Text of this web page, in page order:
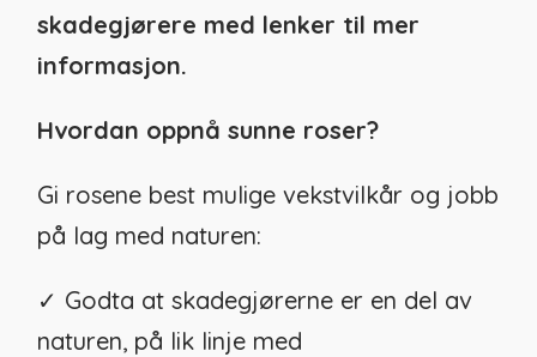
skadegjørere med lenker til mer
informasjon.
Hvordan oppnå sunne roser?
Gi rosene best mulige vekstvilkår og jobb
på lag med naturen:
✓ Godta at skadegjørerne er en del av
naturen, på lik linje med